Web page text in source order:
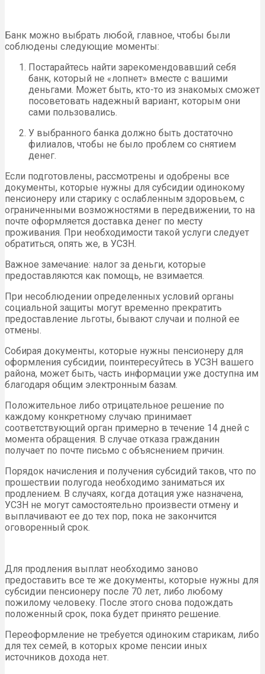
Банк можно выбрать любой, главное, чтобы были
соблюдены следующие моменты:
Постарайтесь найти зарекомендовавший себя
банк, который не «лопнет» вместе с вашими
деньгами. Может быть, кто-то из знакомых сможет
посоветовать надежный вариант, которым они
сами пользовались.
У выбранного банка должно быть достаточно
филиалов, чтобы не было проблем со снятием
денег.
Если подготовлены, рассмотрены и одобрены все
документы, которые нужны для субсидии одинокому
пенсионеру или старику с ослабленным здоровьем, с
ограниченными возможностями в передвижении, то на
почте оформляется доставка денег по месту
проживания. При необходимости такой услуги следует
обратиться, опять же, в УСЗН.
Важное замечание: налог за деньги, которые
предоставляются как помощь, не взимается.
При несоблюдении определенных условий органы
социальной защиты могут временно прекратить
предоставление льготы, бывают случаи и полной ее
отмены.
Собирая документы, которые нужны пенсионеру для
оформления субсидии, поинтересуйтесь в УСЗН вашего
района, может быть, часть информации уже доступна им
благодаря общим электронным базам.
Положительное либо отрицательное решение по
каждому конкретному случаю принимает
соответствующий орган примерно в течение 14 дней с
момента обращения. В случае отказа гражданин
получает по почте письмо с объяснением причин.
Порядок начисления и получения субсидий таков, что по
прошествии полугода необходимо заниматься их
продлением. В случаях, когда дотация уже назначена,
УСЗН не могут самостоятельно произвести отмену и
выплачивают ее до тех пор, пока не закончится
оговоренный срок.
Для продления выплат необходимо заново
предоставить все те же документы, которые нужны для
субсидии пенсионеру после 70 лет, либо любому
пожилому человеку. После этого снова подождать
положенный срок, пока будет принято решение.
Переоформление не требуется одиноким старикам, либо
для тех семей, в которых кроме пенсии иных
источников дохода нет.